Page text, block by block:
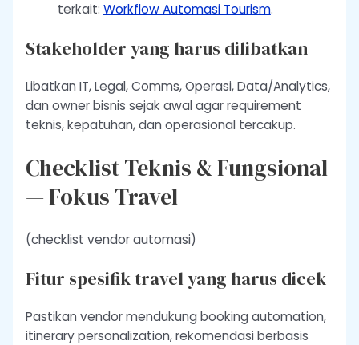
terkait: Workflow Automasi Tourism.
Stakeholder yang harus dilibatkan
Libatkan IT, Legal, Comms, Operasi, Data/Analytics,
dan owner bisnis sejak awal agar requirement
teknis, kepatuhan, dan operasional tercakup.
Checklist Teknis & Fungsional
— Fokus Travel
(checklist vendor automasi)
Fitur spesifik travel yang harus dicek
Pastikan vendor mendukung booking automation,
itinerary personalization, rekomendasi berbasis